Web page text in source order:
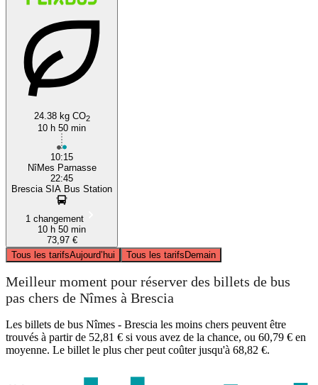
24.38 kg CO2
10 h 50 min
10:15
NîMes Parnasse
22:45
Brescia SIA Bus Station
1 changement
10 h 50 min
73,97 €
Tous les tarifsAujourd’hui Tous les tarifsDemain
Meilleur moment pour réserver des billets de bus
pas chers de Nîmes à Brescia
Les billets de bus Nîmes - Brescia les moins chers peuvent être
trouvés à partir de 52,81 € si vous avez de la chance, ou 60,79 € en
moyenne. Le billet le plus cher peut coûter jusqu'à 68,82 €.